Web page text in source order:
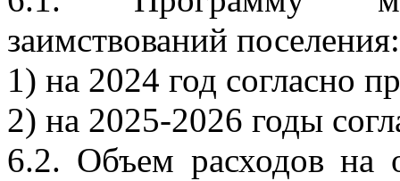
заимствований поселения:
1) на 2024 год согласно
2) на 2025-2026 годы
6.2. Объем расходов на